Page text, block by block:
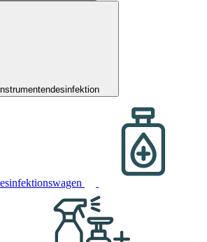
Instrumentendesinfektion